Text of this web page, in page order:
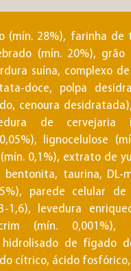
(mín. 28%), farinha de
(mín. 20%), grão
suína, complexo
doce, polpa
cenoura
de cervejaria
lignocelulose
0,1%), extrato de
taurina, DL-
parede celular de
1,6), levedura
(mín. 0,001%),
hidrolisado de fígado
cítrico, ácido